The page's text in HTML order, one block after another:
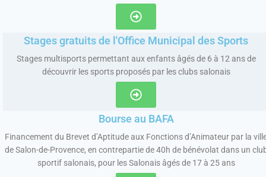
Stages gratuits de l'Office Municipal des Sports
Stages multisports permettant aux enfants âgés de 6 à 12 ans de
découvrir les sports proposés par les clubs salonais
Bourse au BAFA
Financement du Brevet d’Aptitude aux Fonctions d’Animateur par la
de Salon-de-Provence, en contrepartie de 40h de bénévolat dans un
sportif salonais, pour les Salonais âgés de 17 à 25 ans